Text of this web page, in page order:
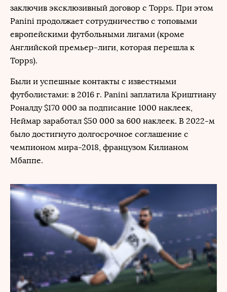
заключив эксклюзивный договор с Topps. При этом
Panini продолжает сотрудничество с топовыми
европейскими футбольными лигами (кроме
Английской премьер-лиги, которая перешла к
Topps).
Были и успешные контакты с известными
футболистами: в 2016 г. Panini заплатила Криштиану
Роналду $170 000 за подписание 1000 наклеек,
Неймар заработал $50 000 за 600 наклеек. В 2022-м
было достигнуто долгосрочное соглашение с
чемпионом мира-2018, французом Килианом
Мбаппе.